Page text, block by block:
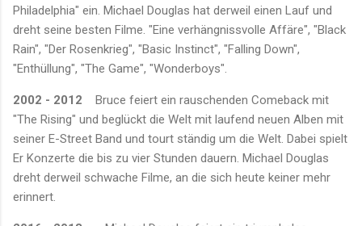
Philadelphia" ein. Michael Douglas hat derweil einen Lauf und
dreht seine besten Filme. "Eine verhängnissvolle Affäre", "Black
Rain", "Der Rosenkrieg", "Basic Instinct", "Falling Down",
"Enthüllung", "The Game", "Wonderboys".
2002 - 2012 Bruce feiert ein rauschenden Comeback mit
"The Rising" und beglückt die Welt mit laufend neuen Alben mit
seiner E-Street Band und tourt ständig um die Welt. Dabei spielt
Er Konzerte die bis zu vier Stunden dauern. Michael Douglas
dreht derweil schwache Filme, an die sich heute keiner mehr
erinnert.